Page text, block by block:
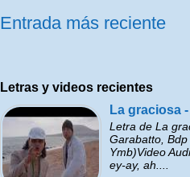
Entrada más reciente
Letras y videos recientes
La graciosa
Letra de La
Garabatto,
Ymb)Video
ey-ay, ah....